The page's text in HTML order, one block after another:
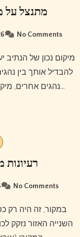
מתנצל על
No Comments
מיקום נכון של הנתיב יעזור לרוכבים אחרים במיוחד לנהגי רכבכדי
להבדיל אותך בין
נהגים אחרים, מיקום נתיב יכול גם לשפר את הראייה שלך…
5
No Comments
במקור, זה היה רק ​​כפר הררי קטן, אבל לאחר מלחמת העולם
השנייה האזור נזקק